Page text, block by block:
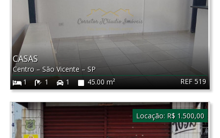
REF 519
CASAS
Centro – São Vicente – SP
1
1 1 45.00 m²
Locação: R$ 1.500,00